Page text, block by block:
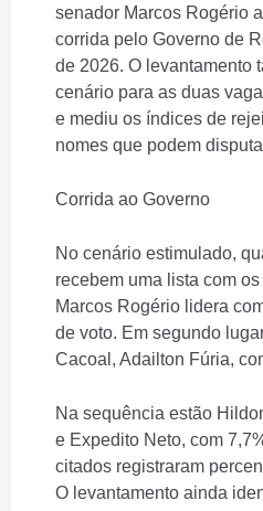
senador Marcos Rogério
corrida pelo Governo de
de 2026. O levantamento
cenário para as duas
e mediu os índices de
nomes que podem
Corrida ao Governo
No cenário estimulado,
recebem uma lista com
Marcos Rogério lidera
de voto. Em segundo
Cacoal, Adailton Fúria,
Na sequência estão
e Expedito Neto, com
citados registraram
O levantamento ainda